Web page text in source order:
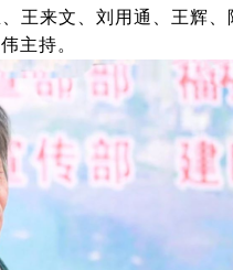
王来文、刘用通、王辉
主持。